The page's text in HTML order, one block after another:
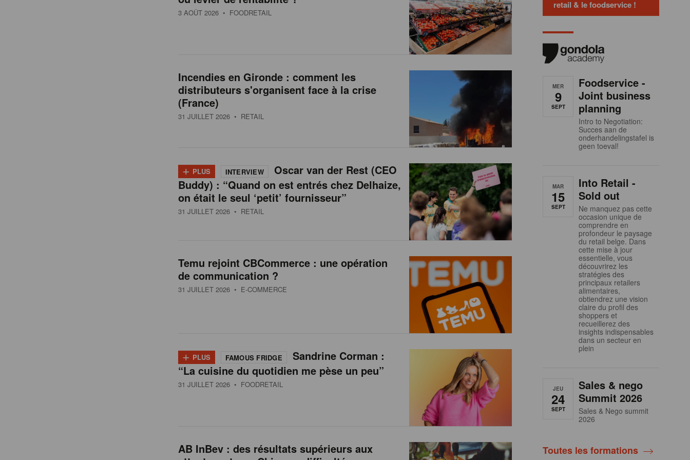
3 AOÛT 2026 • FOODRETAIL
Incendies en Gironde : comment les
distributeurs s'organisent face à la crise
(France)
31 JUILLET 2026 • RETAIL
+ PLUS INTERVIEW
Oscar van der Rest (CEO
Buddy) : “Quand on est entrés chez Delhaize,
on était le seul ‘petit’ fournisseur”
31 JUILLET 2026 • RETAIL
Temu rejoint CBCommerce : une opération
de communication ?
31 JUILLET 2026 • E-COMMERCE
+ PLUS FAMOUS FRIDGE
Sandrine Corman :
“La cuisine du quotidien me pèse un peu”
31 JUILLET 2026 • FOODRETAIL
AB InBev : des résultats supérieurs aux
retail & le foodservice !
MER
9
SEPT
Foodservice -
Joint business
planning
Intro to Negotiation:
Succes aan de
onderhandelingstafel is
geen toeval!
MAR
15
SEPT
Into Retail -
Sold out
Ne manquez pas cette
occasion unique de
comprendre en
profondeur le paysage
du retail belge. Dans
cette mise à jour
essentielle, vous
découvrirez les
stratégies des
principaux retailers
alimentaires,
obtiendrez une vision
claire du profil des
shoppers et
recueillerez des
insights indispensables
dans un secteur en
plein
JEU
24
SEPT
Sales & nego
Summit 2026
Sales & Nego summit
2026
Toutes les formations